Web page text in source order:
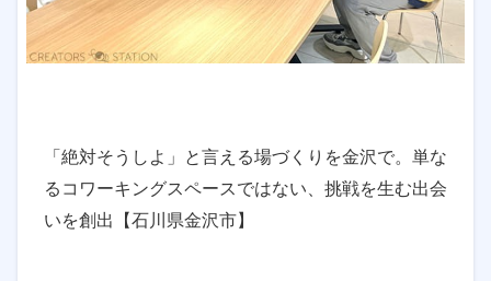
「絶対そうしよ」と言える場づくりを金沢で。単な
るコワーキングスペースではない、挑戦を生む出会
いを創出【石川県金沢市】